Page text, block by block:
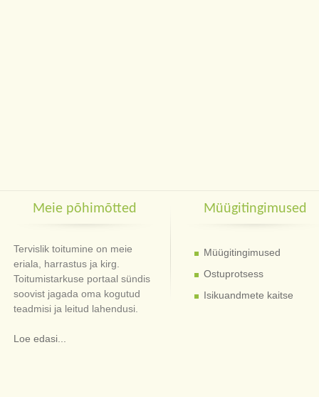
Meie põhimõtted
Tervislik toitumine on meie
eriala, harrastus ja kirg.
Toitumistarkuse portaal sündis
soovist jagada oma kogutud
teadmisi ja leitud lahendusi.
Loe edasi...
Müügitingimused
Müügitingimused
Ostuprotsess
Isikuandmete kaitse